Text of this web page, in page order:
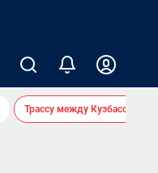
Трассу между Кузбассом и